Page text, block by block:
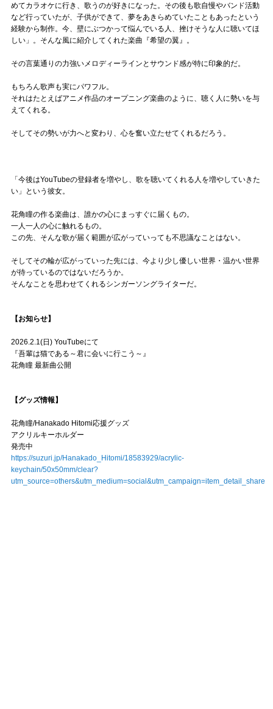
めてカラオケに行き、歌うのが好きになった。その後も歌自慢やバンド活動
など行っていたが、子供ができて、夢をあきらめていたこともあったという
経験から制作。今、壁にぶつかって悩んでいる人、挫けそうな人に聴いてほ
しい」。そんな風に紹介してくれた楽曲『希望の翼』。
その言葉通りの力強いメロディーラインとサウンド感が特に印象的だ。
もちろん歌声も実にパワフル。
それはたとえばアニメ作品のオープニング楽曲のように、聴く人に勢いを与
えてくれる。
そしてその勢いが力へと変わり、心を奮い立たせてくれるだろう。
「今後はYouTubeの登録者を増やし、歌を聴いてくれる人を増やしていきた
い」という彼女。
花角瞳の作る楽曲は、誰かの心にまっすぐに届くもの。
一人一人の心に触れるもの。
この先、そんな歌が届く範囲が広がっていっても不思議なことはない。
そしてその輪が広がっていった先には、今より少し優しい世界・温かい世界
が待っているのではないだろうか。
そんなことを思わせてくれるシンガーソングライターだ。
【お知らせ】
2026.2.1(日) YouTubeにて
『吾輩は猫である～君に会いに行こう～』
花角瞳 最新曲公開
【グッズ情報】
花角瞳/Hanakado Hitomi応援グッズ
アクリルキーホルダー
発売中
https://suzuri.jp/Hanakado_Hitomi/18583929/acrylic-
keychain/50x50mm/clear?
utm_source=others&utm_medium=social&utm_campaign=item_detail_share